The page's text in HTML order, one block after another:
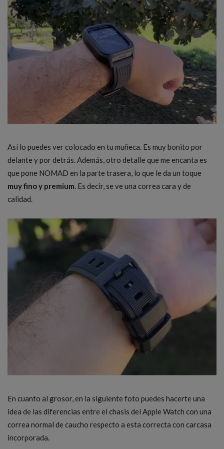
Así lo puedes ver colocado en tu muñeca. Es muy bonito por
delante y por detrás. Además, otro detalle que me encanta es
que pone NOMAD en la parte trasera, lo que le da un toque
muy fino y premium . Es decir, se ve una correa cara y de
calidad.
En cuanto al grosor, en la siguiente foto puedes hacerte una
idea de las diferencias entre el chasis del Apple Watch con una
correa normal de caucho respecto a esta correcta con carcasa
incorporada.